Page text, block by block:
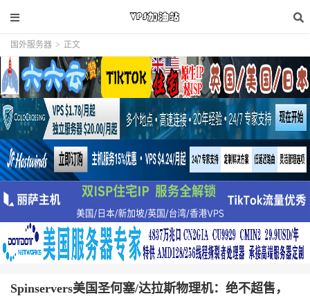
国外服务器 > 正文
Spinservers美国圣何塞/达拉斯物理机：绝不超售，